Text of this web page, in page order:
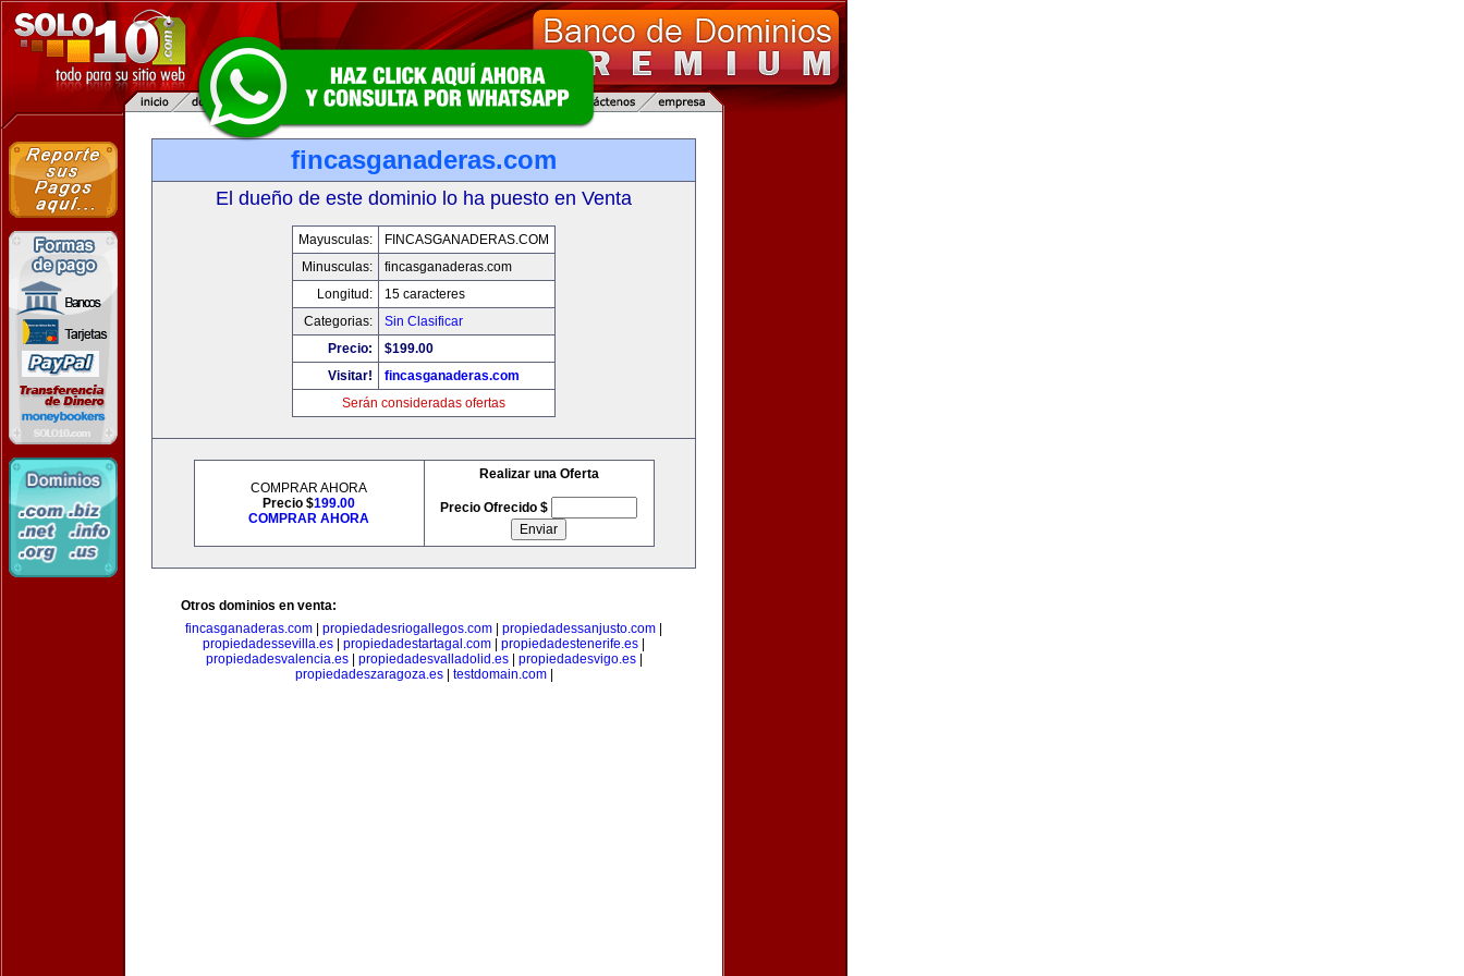
fincasganaderas.com
El dueño de este dominio lo ha puesto en Venta
Mayusculas:
FINCASGANADERAS.COM
Minusculas:
fincasganaderas.com
Longitud:
15 caracteres
Categorias:
Sin Clasificar
Precio:
$199.00
Visitar!
fincasganaderas.com
Serán consideradas ofertas
COMPRAR AHORA
Precio $199.00
COMPRAR AHORA
Realizar una Oferta
Precio Ofrecido $
Otros dominios en venta:
fincasganaderas.com
propiedadesriogallegos.com propiedadessanjusto.com
propiedadessevilla.es
propiedadestartagal.com propiedadestenerife.es
propiedadesvalencia.es| propiedadesvalladolid.es| propiedadesvigo.es|
propiedadeszaragoza.es| testdomain.com|